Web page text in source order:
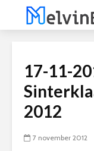
17-11-
2012
7 november 2012